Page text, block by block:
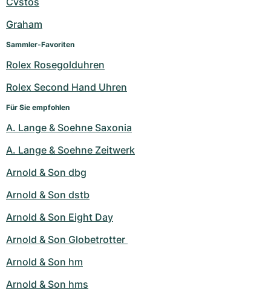
Graham
Sammler-Favoriten
Rolex Rosegolduhren
Rolex Second Hand Uhren
Für Sie empfohlen
A. Lange & Soehne Saxonia
A. Lange & Soehne Zeitwerk
Arnold & Son dbg
Arnold & Son dstb
Arnold & Son Eight Day
Arnold & Son Globetrotter
Arnold & Son hm
Arnold & Son hms